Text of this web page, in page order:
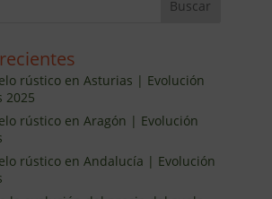
rústico en Asturias | Evolución
2025
rústico en Aragón | Evolución
rústico en Andalucía | Evolución